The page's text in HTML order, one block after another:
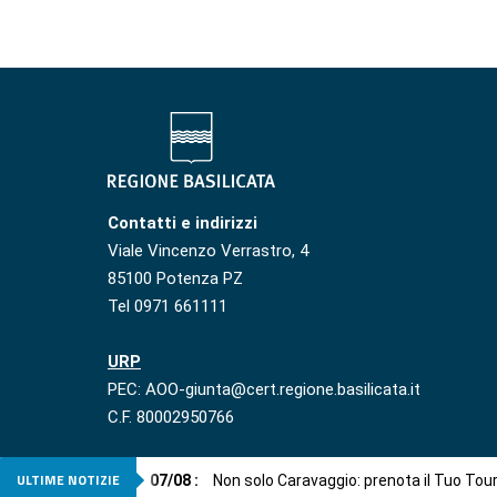
Contatti e indirizzi
Viale Vincenzo Verrastro, 4
85100 Potenza PZ
Tel 0971 661111
URP
PEC: AOO-giunta@cert.regione.basilicata.it
C.F. 80002950766
ULTIME NOTIZIE 07/08 : Non solo Caravaggio: prenota il Tuo Tour